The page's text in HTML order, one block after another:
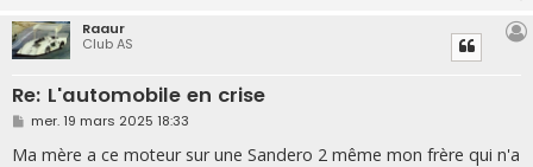
Raaur
Club AS
Re: L'automobile en crise
M
s
mer. 19 mars 2025 18:33
Ma mère a ce moteur sur une Sandero 2 même mon frère qui n'a